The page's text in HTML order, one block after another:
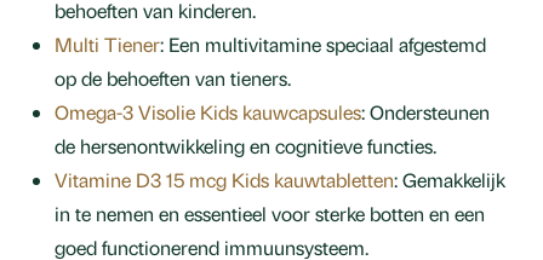
behoeften van kinderen.
Multi Tiener: Een multivitamine speciaal afgestemd
op de behoeften van tieners.
Omega-3 Visolie Kids kauwcapsules: Ondersteunen
de hersenontwikkeling en cognitieve functies.
Vitamine D3 15 mcg Kids kauwtabletten: Gemakkelijk
in te nemen en essentieel voor sterke botten en een
goed functionerend immuunsysteem.